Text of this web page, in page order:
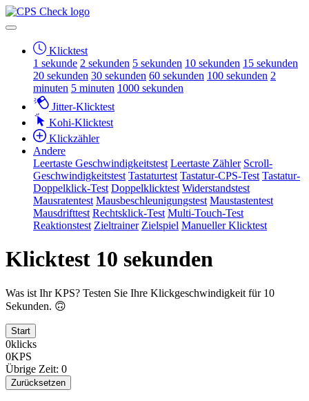
Klicktest
1 sekunde 2 sekunden 5 sekunden 10 sekunden 15 sekunden
20 sekunden 30 sekunden 60 sekunden 100 sekunden 2
minuten 5 minuten 1000 sekunden
Jitter-Klicktest
Kohi-Klicktest
Klickzähler
Andere
Leertaste Geschwindigkeitstest Leertaste Zähler Scroll-
Geschwindigkeitstest Tastaturtest Tastatur-CPS-Test Tastatur-
Doppelklick-Test Doppelklicktest Widerstandstest
Mausratentest Mausbeschleunigungstest Maustastentest
Mausdrifttest Rechtsklick-Test Multi-Touch-Test
Reaktionstest Zieltrainer Zielspiel Manueller Klicktest
Klicktest 10 sekunden
Was ist Ihr KPS? Testen Sie Ihre Klickgeschwindigkeit für 10
Sekunden. 🙃
Start
0klicks
0KPS
Übrige Zeit: 0
Zurücksetzen